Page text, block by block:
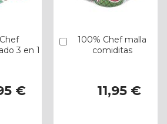
3 en 1
€
100% Chef malla
comiditas
11,95 €
Añadir